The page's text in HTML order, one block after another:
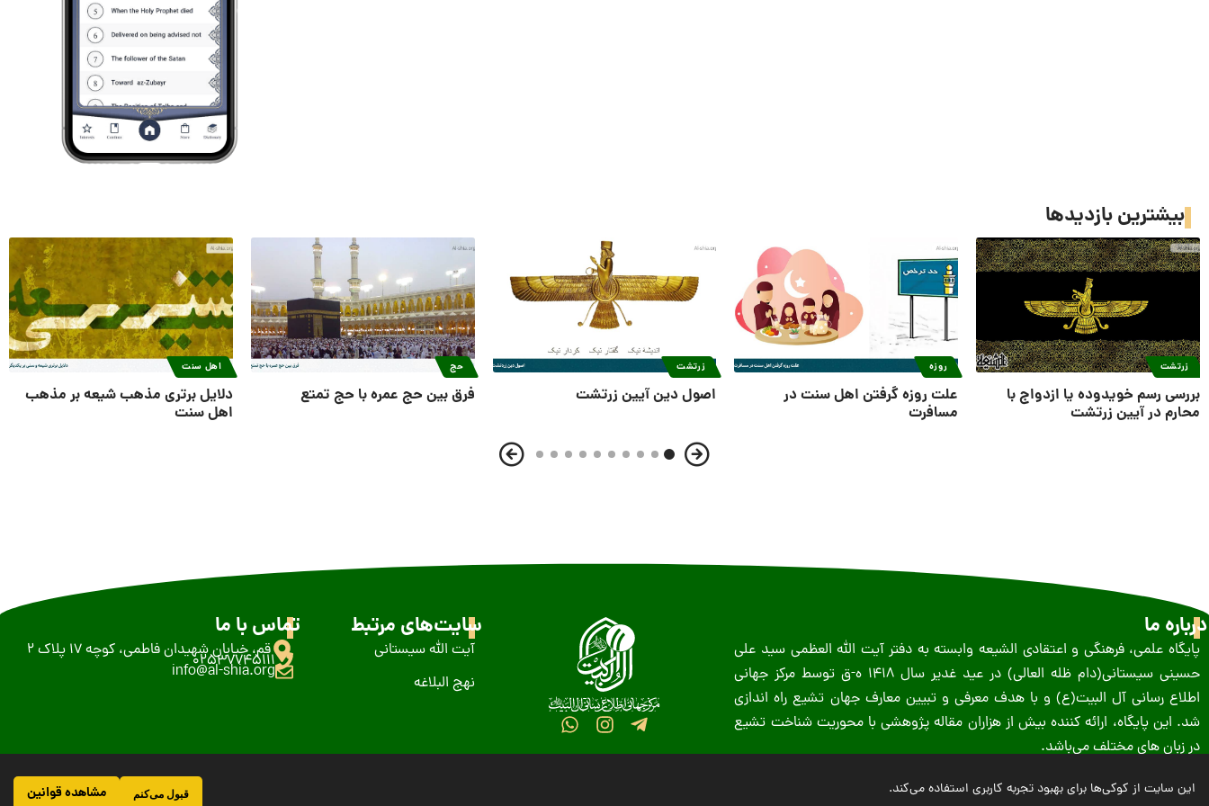
بیشترین بازدیدها
زرتشت
بررسی رسم خویدوده یا ازدواج با
محارم در آیین زرتشت
روزه
علت روزه گرفتن اهل سنت در
مسافرت
زرتشت
اصول دین آیین زرتشت
حج
فرق بین حج عمره با حج تمتع
اهل سنت
دلایل برتری مذهب شیعه بر مذهب
اهل سنت
درباره ما
پایگاه علمی، فرهنگی و اعتقادی الشیعه وابسته به دفتر آیت الله العظمى سید على
حسینى سیستانى(دام ظله العالی) در عید غدیر سال ١٤١٨ ه-ق توسط مرکز جهانی
اطلاع رسانی آل البیت(ع) و با هدف معرفی و تبیین معارف جهان تشیع راه اندازی
شد. این پایگاه، ارائه کننده بیش از هزاران مقاله پژوهشی با محوریت شناخت تشیع
در زبان های مختلف می‌باشد.
سایت‌های مرتبط
آیت الله سیستانی
نهج البلاغه
تماس با ما
قم، خیابان شهیدان فاطمی، کوچه 17 پلاک 2
02537745111
info@al-shia.org
این سایت از کوکی‌ها برای بهبود تجربه کاربری استفاده می‌کند. قبول می‌کنم مشاهده قوانین